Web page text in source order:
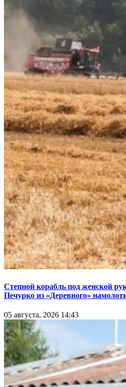
Степной корабль под женской
Печурко из «Деревного»
05 августа, 2026 14:43